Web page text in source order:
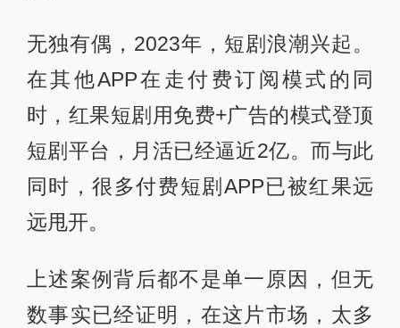
无独有偶，2023年，短剧浪潮兴起。
在其他APP在走付费订阅模式的同
时，红果短剧用免费+广告的模式登顶
短剧平台，月活已经逼近2亿。而与此
同时，很多付费短剧APP已被红果远
远甩开。
上述案例背后都不是单一原因，但无
数事实已经证明，在这片市场，太多